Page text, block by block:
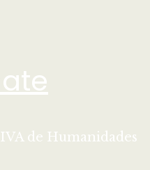
de Humanidades